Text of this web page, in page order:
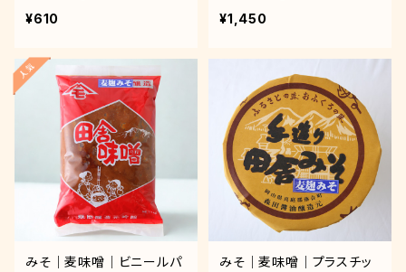
¥610
¥1,450
みそ｜麦味噌｜ビニールパ
みそ｜麦味噌｜プラスチッ